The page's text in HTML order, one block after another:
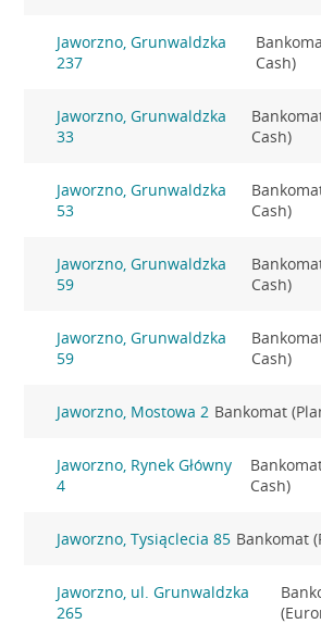
Jaworzno, Grunwaldzka
237
Cash)
Jaworzno, Grunwaldzka
33
Cash)
Jaworzno, Grunwaldzka
53
Cash)
Jaworzno, Grunwaldzka
59
Cash)
Jaworzno, Grunwaldzka
59
Cash)
Jaworzno, Mostowa 2 Bankomat
Jaworzno, Rynek Główny
4
Cash)
Jaworzno, Tysiąclecia 85 Bankomat
Jaworzno, ul. Grunwaldzka
265